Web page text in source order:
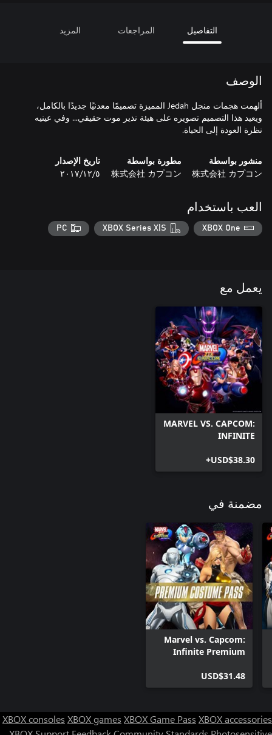
التفاصيل المراجعات المزيد
الوصف
ألهمت هجمات منجل Jedah المميزة تصميمًا معدنيًا جديدًا بالكامل،
ويعيد هذا التصميم تصويره على هيئة نذير موت حقيقي... وفي عينيه
نظرة العودة إلى الحياة.
منشور بواسطة
株式会社 カプコン
مطورة بواسطة
株式会社 カプコン
تاريخ الإصدار
٥‏/١٢‏/٢٠١٧
العب باستخدام
XBOX One
XBOX Series X|S
PC
يعمل مع
MARVEL VS. CAPCOM:
INFINITE
USD$38.30+
مضمنة في
Marvel vs. Capcom:
Infinite Premium
USD$31.48
XBOX consoles XBOX games XBOX Game Pass XBOX accessories